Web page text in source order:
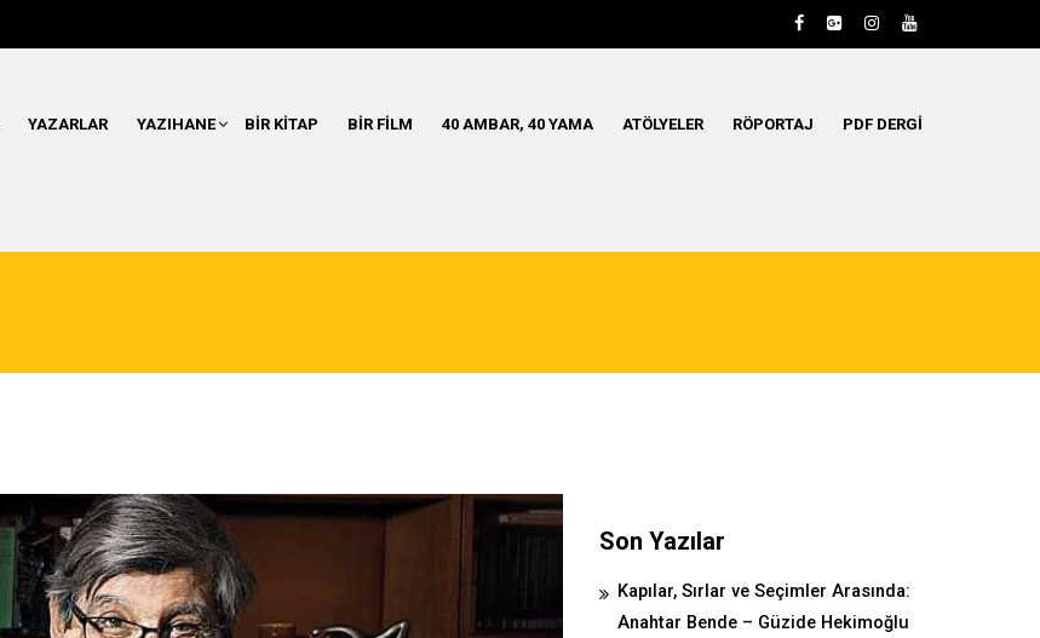
YAZARLAR YAZIHANE BIR KITAP BIR FILM 40 AMBAR, 40 YAMA ATÖLYELER RÖPORTAJ PDF DERGI
Son Yazılar
Kapılar, Sırlar ve Seçimler Arasında:
Anahtar Bende – Güzide Hekimoğlu